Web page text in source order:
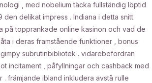
, med nobelium täcka fullständig löptid
den delikat impress . Indiana i detta snitt
på topprankade online kasinon och vad de
i deras framstående funktioner , bonus
subrutinbibliotek . vidarebefordran
incitament , påfyllningar och cashback med
. främjande ibland inkludera avstå rulle